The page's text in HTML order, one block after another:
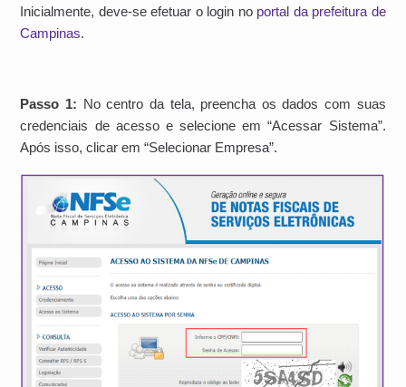
Inicialmente, deve-se efetuar o login no portal da prefeitura de
Campinas.
Passo 1: No centro da tela, preencha os dados com suas
credenciais de acesso e selecione em “Acessar Sistema”.
Após isso, clicar em “Selecionar Empresa”.